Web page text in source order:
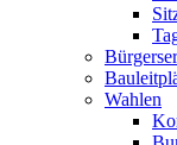
Wahlen